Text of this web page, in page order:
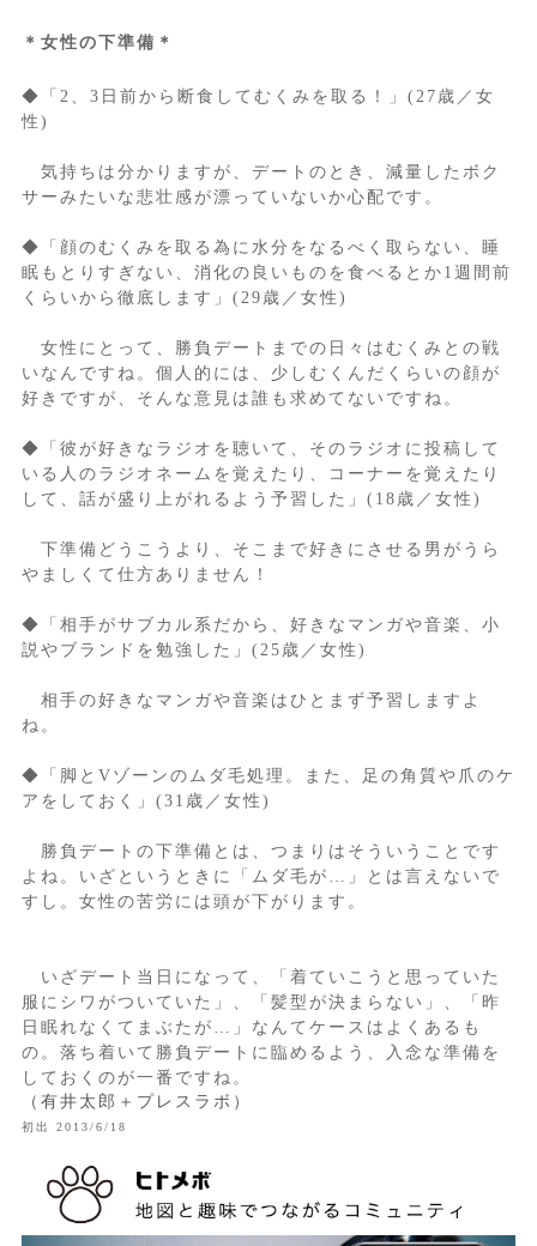
＊女性の下準備＊
◆「2、3日前から断食してむくみを取る！」(27歳／女
性)
気持ちは分かりますが、デートのとき、減量したボク
サーみたいな悲壮感が漂っていないか心配です。
◆「顔のむくみを取る為に水分をなるべく取らない、睡
眠もとりすぎない、消化の良いものを食べるとか1週間前
くらいから徹底します」(29歳／女性)
女性にとって、勝負デートまでの日々はむくみとの戦
いなんですね。個人的には、少しむくんだくらいの顔が
好きですが、そんな意見は誰も求めてないですね。
◆「彼が好きなラジオを聴いて、そのラジオに投稿して
いる人のラジオネームを覚えたり、コーナーを覚えたり
して、話が盛り上がれるよう予習した」(18歳／女性)
下準備どうこうより、そこまで好きにさせる男がうら
やましくて仕方ありません！
◆「相手がサブカル系だから、好きなマンガや音楽、小
説やブランドを勉強した」(25歳／女性)
相手の好きなマンガや音楽はひとまず予習しますよ
ね。
◆「脚とVゾーンのムダ毛処理。また、足の角質や爪のケ
アをしておく」(31歳／女性)
勝負デートの下準備とは、つまりはそういうことです
よね。いざというときに「ムダ毛が…」とは言えないで
すし。女性の苦労には頭が下がります。
いざデート当日になって、「着ていこうと思っていた
服にシワがついていた」、「髪型が決まらない」、「昨
日眠れなくてまぶたが…」なんてケースはよくあるも
の。落ち着いて勝負デートに臨めるよう、入念な準備を
しておくのが一番ですね。
（有井太郎＋プレスラボ）
初出 2013/6/18